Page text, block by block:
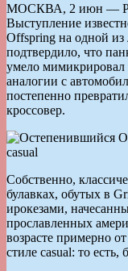
МОСКВА, 2 июн —
Выступление
Offspring на одной
подтвердило, что
умело
аналогии с
постепенно
кроссовер.
Собственно,
булавках, обутых в
ирокезами,
прославленных
возрасте примерно
стиле casual: то